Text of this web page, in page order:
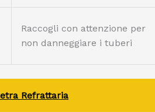
Raccogli con attenzione per
non danneggiare i tuberi
Refrattaria